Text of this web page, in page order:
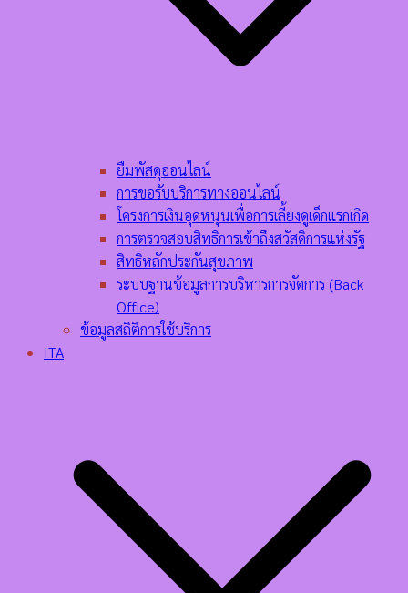
ยืมพัสดุออนไลน์
การขอรับบริการทางออนไลน์
โครงการเงินอุดหนุนเพื่อการเลี้ยงดูเด็กแรกเกิด
การตรวจสอบสิทธิการเข้าถึงสวัสดิการแห่งรัฐ
สิทธิหลักประกันสุขภาพ
ระบบฐานข้อมูลการบริหารการจัดการ (ฺBack
Office)
ข้อมูลสถิติการใช้บริการ
ITA